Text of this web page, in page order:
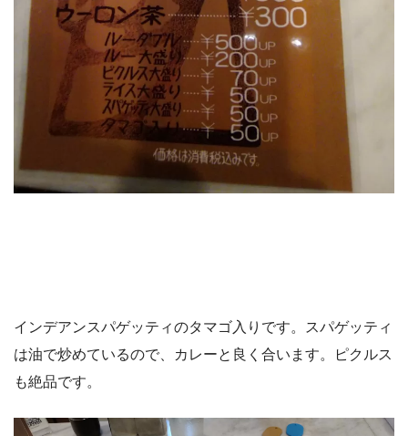
インデアンスパゲッティのタマゴ入りです。スパゲッティ
は油で炒めているので、カレーと良く合います。ピクルス
も絶品です。